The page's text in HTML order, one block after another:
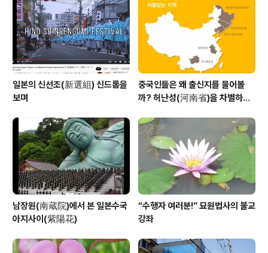
일본의 신선조(新選組) 신드롬을
보며
중국인들은 왜 출신지를 물어볼
까? 허난성(河南省)을 차별하는
남장원(南蔵院)에서 본 일본수국
아지사이(紫陽花)
“수행자 여러분!” 묘원법사의 불교
강좌